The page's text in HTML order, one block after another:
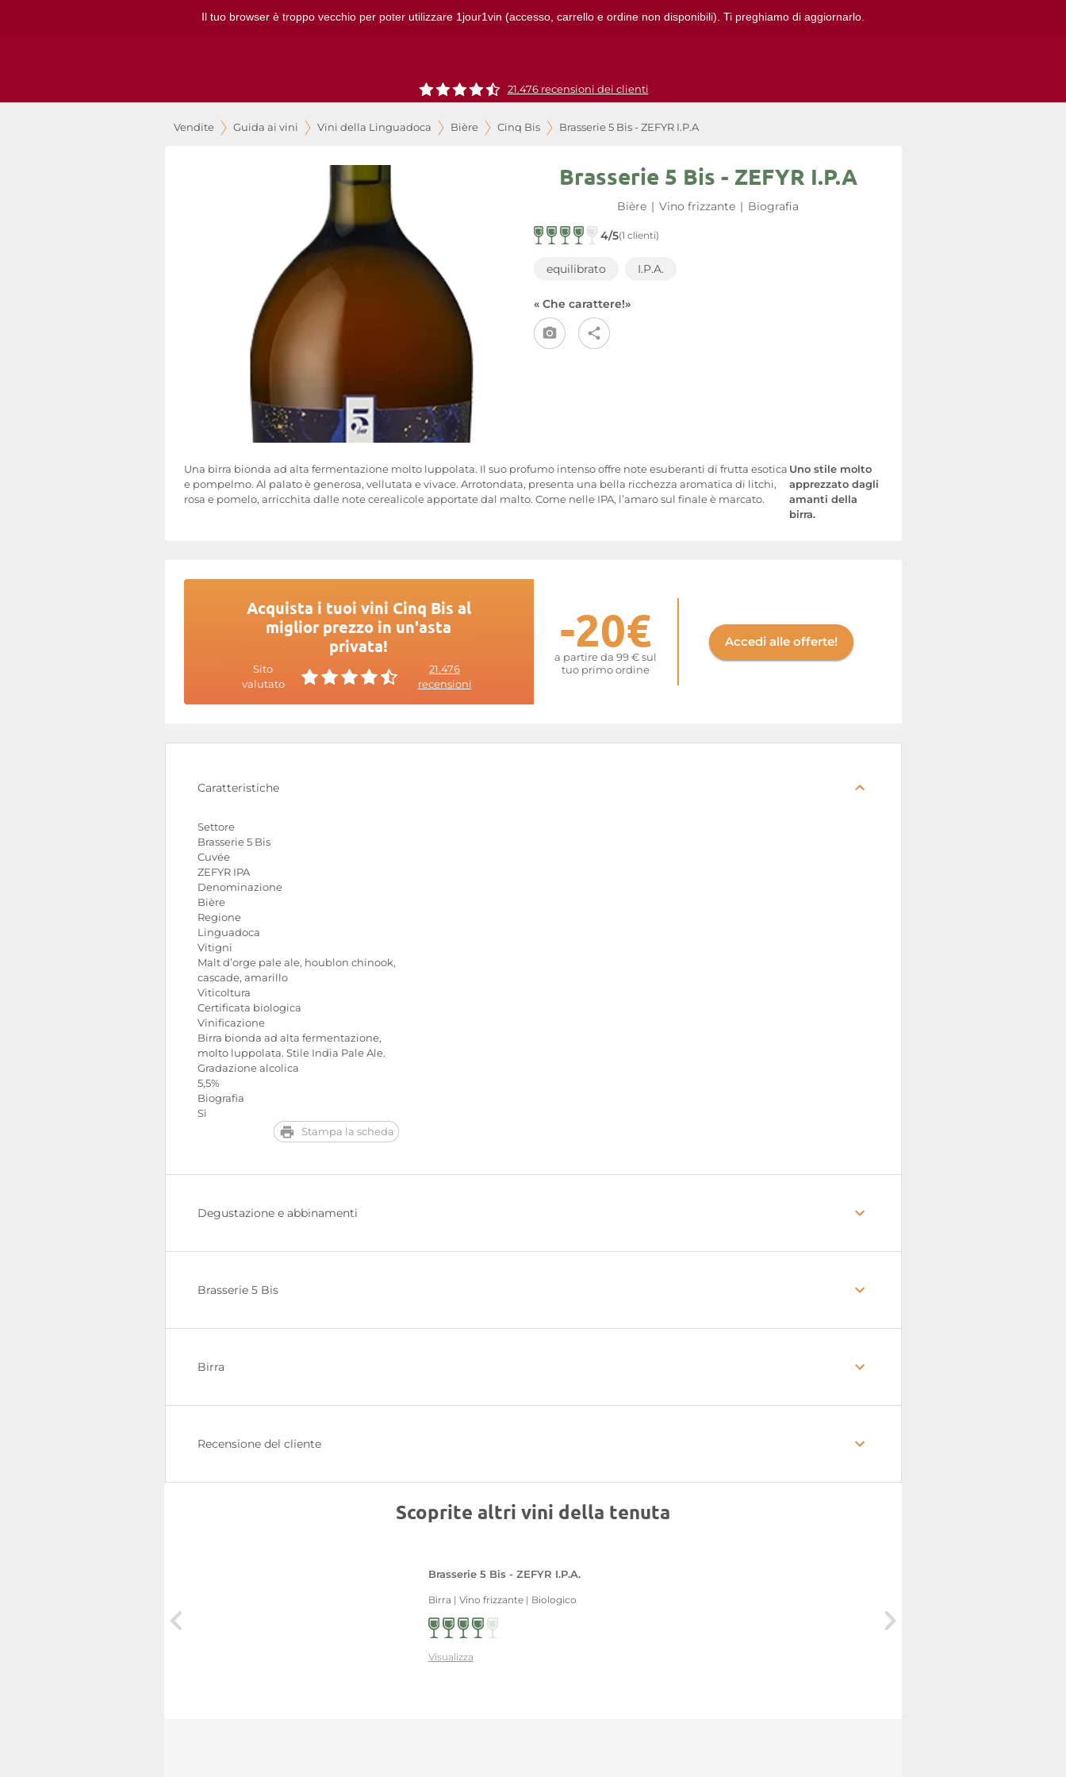
Il tuo browser è troppo vecchio per poter utilizzare 1jour1vin (accesso, carrello e ordine non disponibili). Ti preghiamo di aggiornarlo.
21.476 recensioni dei clienti
Vendite Guida ai vini Vini della Linguadoca Bière Cinq Bis Brasserie 5 Bis - ZEFYR I.P.A
Brasserie 5 Bis - ZEFYR I.P.A
Bière | Vino frizzante | Biografia
4/5(1 clienti)
equilibrato I.P.A.
« Che carattere!»
Una birra bionda ad alta fermentazione molto luppolata. Il suo profumo intenso offre note esuberanti di frutta esotica
e pompelmo. Al palato è generosa, vellutata e vivace. Arrotondata, presenta una bella ricchezza aromatica di litchi,
rosa e pomelo, arricchita dalle note cerealicole apportate dal malto. Come nelle IPA, l’amaro sul finale è marcato.
Uno stile molto
apprezzato dagli
amanti della
birra.
Acquista i tuoi vini Cinq Bis al
miglior prezzo in un'asta
privata!
Sito
valutato
21.476
recensioni
-20€
a partire da 99 € sul
tuo primo ordine
Accedi alle offerte!
Caratteristiche
Settore
Brasserie 5 Bis
Cuvée
ZEFYR IPA
Denominazione
Bière
Regione
Linguadoca
Vitigni
Malt d’orge pale ale, houblon chinook,
cascade, amarillo
Viticoltura
Certificata biologica
Vinificazione
Birra bionda ad alta fermentazione,
molto luppolata. Stile India Pale Ale.
Gradazione alcolica
5,5%
Biografia
Sì
Stampa la scheda
Degustazione e abbinamenti
Brasserie 5 Bis
Birra
Recensione del cliente
Scoprite altri vini della tenuta
Brasserie 5 Bis - ZEFYR I.P.A.
Birra | Vino frizzante | Biologico
Visualizza